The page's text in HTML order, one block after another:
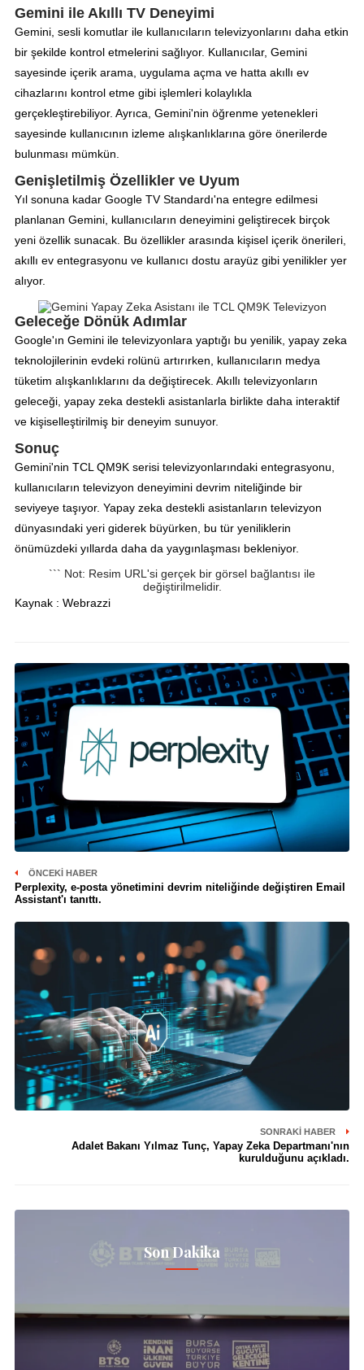
Gemini ile Akıllı TV Deneyimi
Gemini, sesli komutlar ile kullanıcıların televizyonlarını daha etkin
bir şekilde kontrol etmelerini sağlıyor. Kullanıcılar, Gemini
sayesinde içerik arama, uygulama açma ve hatta akıllı ev
cihazlarını kontrol etme gibi işlemleri kolaylıkla
gerçekleştirebiliyor. Ayrıca, Gemini'nin öğrenme yetenekleri
sayesinde kullanıcının izleme alışkanlıklarına göre önerilerde
bulunması mümkün.
Genişletilmiş Özellikler ve Uyum
Yıl sonuna kadar Google TV Standardı'na entegre edilmesi
planlanan Gemini, kullanıcıların deneyimini geliştirecek birçok
yeni özellik sunacak. Bu özellikler arasında kişisel içerik önerileri,
akıllı ev entegrasyonu ve kullanıcı dostu arayüz gibi yenilikler yer
alıyor.
Geleceğe Dönük Adımlar
Google'ın Gemini ile televizyonlara yaptığı bu yenilik, yapay zeka
teknolojilerinin evdeki rolünü artırırken, kullanıcıların medya
tüketim alışkanlıklarını da değiştirecek. Akıllı televizyonların
geleceği, yapay zeka destekli asistanlarla birlikte daha interaktif
ve kişiselleştirilmiş bir deneyim sunuyor.
Sonuç
Gemini'nin TCL QM9K serisi televizyonlarındaki entegrasyonu,
kullanıcıların televizyon deneyimini devrim niteliğinde bir
seviyeye taşıyor. Yapay zeka destekli asistanların televizyon
dünyasındaki yeri giderek büyürken, bu tür yeniliklerin
önümüzdeki yıllarda daha da yaygınlaşması bekleniyor.
``` Not: Resim URL'si gerçek bir görsel bağlantısı ile
değiştirilmelidir.
Kaynak : Webrazzi
ÖNCEKI HABER
Perplexity, e-posta yönetimini devrim niteliğinde değiştiren Email
Assistant'ı tanıttı.
SONRAKI HABER
Adalet Bakanı Yılmaz Tunç, Yapay Zeka Departmanı'nın
kurulduğunu açıkladı.
Son Dakika